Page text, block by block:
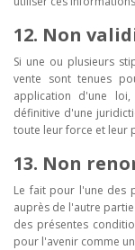
12. Non
Si une ou plusieurs
vente sont tenues
application d'une
définitive d'une
toute leur force et leur
13. Non
Le fait pour l'une des
auprès de l'autre
des présentes
pour l'avenir comme